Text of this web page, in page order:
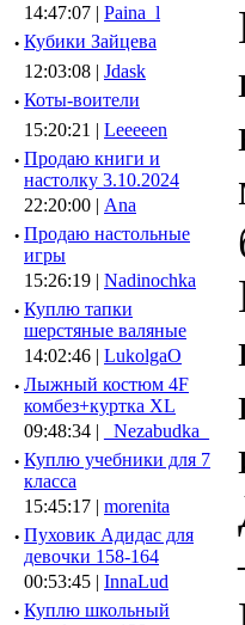
14:47:07 | Paina_l
· Кубики Зайцева
12:03:08 | Jdask
· Коты-воители
15:20:21 | Leeeeen
· Продаю книги и
настолку 3.10.2024
22:20:00 | Ana
· Продаю настольные
игры
15:26:19 | Nadinochka
· Куплю тапки
шерстяные валяные
14:02:46 | LukolgaO
· Лыжный костюм 4F
комбез+куртка XL
09:48:34 |
_Nezabudka_
· Куплю учебники для 7
класса
15:45:17 | morenita
· Пуховик Адидас для
девочки 158-164
00:53:45 | InnaLud
· Куплю школьный